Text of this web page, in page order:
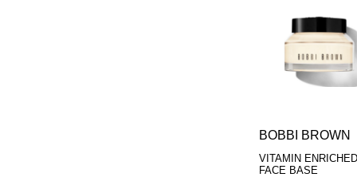
BOBBI BROWN
VITAMIN ENRICHED
FACE BASE